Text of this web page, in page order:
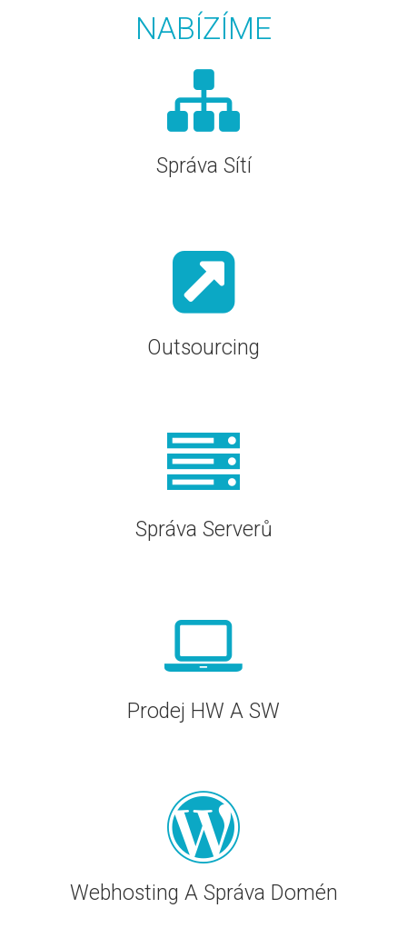
NABÍZÍME
Správa Sítí
Outsourcing
Správa Serverů
Prodej HW A SW
Webhosting A Správa Domén